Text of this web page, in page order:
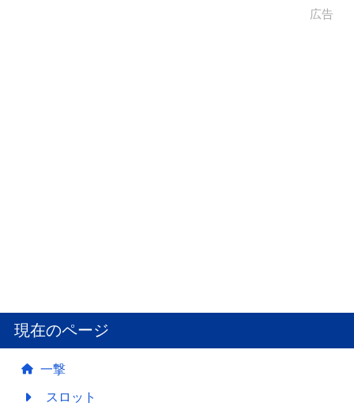
広告
現在のページ
一撃
スロット